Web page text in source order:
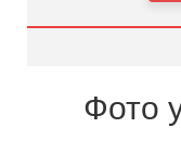
Фото